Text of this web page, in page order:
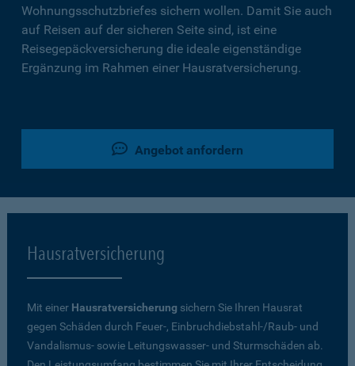
Wohnungsschutzbriefes sichern wollen. Damit Sie auch
auf Reisen auf der sicheren Seite sind, ist eine
Reisegepäckversicherung die ideale eigenständige
Ergänzung im Rahmen einer Hausratversicherung.
Angebot anfordern
Hausratversicherung
Mit einer Hausratversicherung sichern Sie Ihren Hausrat
gegen Schäden durch Feuer-, Einbruchdiebstahl-/Raub- und
Vandalismus- sowie Leitungswasser- und Sturmschäden ab.